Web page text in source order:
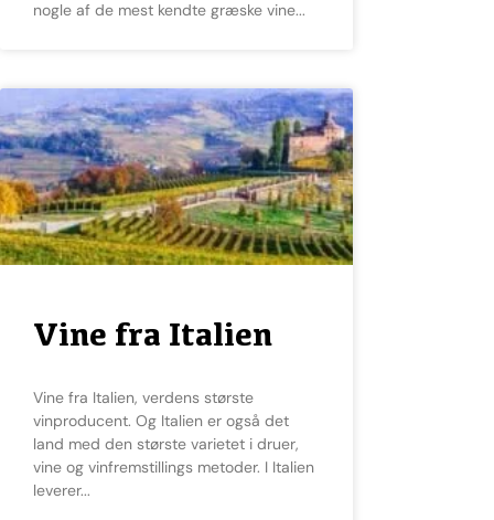
nogle af de mest kendte græske vine
Vine fra Italien
Vine fra Italien, verdens største
vinproducent. Og Italien er også det
land med den største varietet i druer,
vine og vinfremstillings metoder. I Italien
leverer